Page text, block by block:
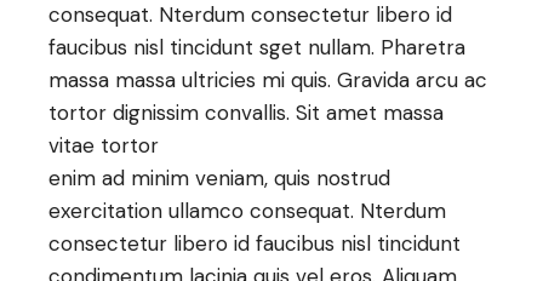
consequat. Nterdum consectetur libero id
faucibus nisl tincidunt sget nullam. Pharetra
massa massa ultricies mi quis. Gravida arcu ac
tortor dignissim convallis. Sit amet massa
vitae tortor
enim ad minim veniam, quis nostrud
exercitation ullamco consequat. Nterdum
consectetur libero id faucibus nisl tincidunt